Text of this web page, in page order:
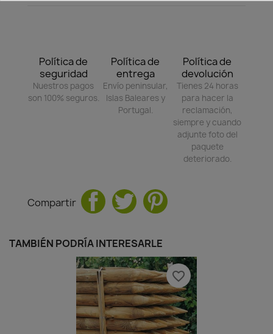
Política de
seguridad
Nuestros pagos
son 100% seguros.
Política de
entrega
Envío peninsular,
Islas Baleares y
Portugal.
Política de
devolución
Tienes 24 horas
para hacer la
reclamación,
siempre y cuando
adjunte foto del
paquete
deteriorado.
Compartir
TAMBIÉN PODRÍA INTERESARLE
favorite_border